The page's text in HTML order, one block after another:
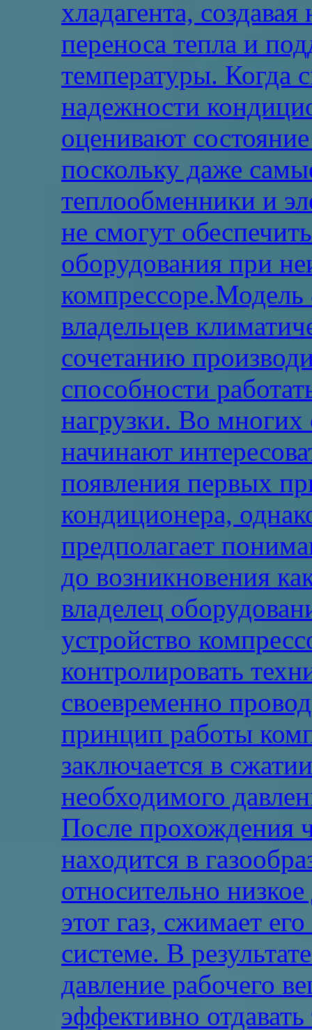
хладагента,
переноса тепла и
температуры. Когда
надежности
оценивают
поскольку даже
теплообменники и
не смогут
оборудования при
компрессоре.Модель
владельцев
сочетанию
способности
нагрузки. Во многих
начинают
появления первых
кондиционера,
предполагает
до возникновения
владелец
устройство
контролировать
своевременно
принцип работы
заключается в
необходимого
После прохождения
находится в
относительно
этот газ, сжимает
системе. В
давление рабочего
эффективно